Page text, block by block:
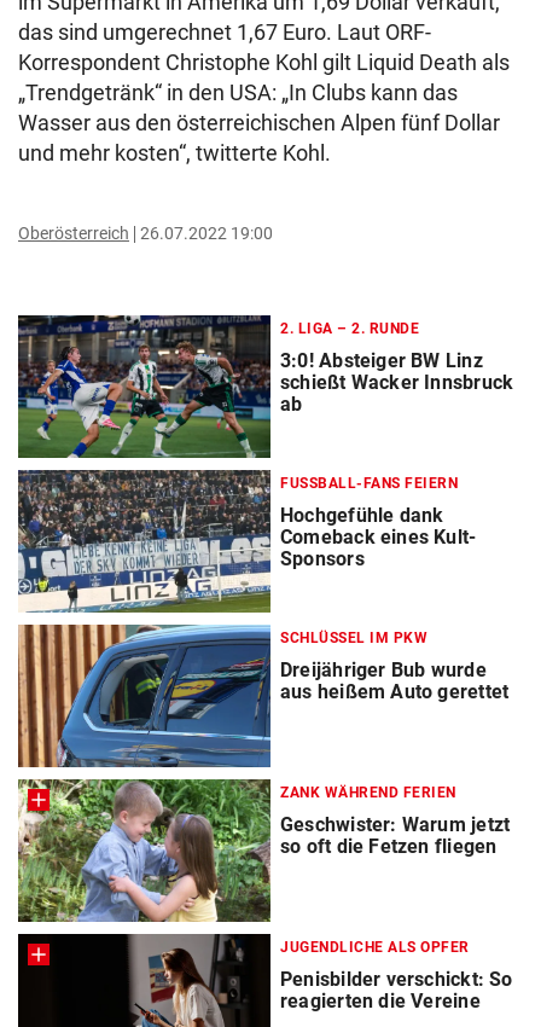
das sind umgerechnet 1,67 Euro. Laut ORF-
Korrespondent Christophe Kohl gilt Liquid Death als
„Trendgetränk“ in den USA: „In Clubs kann das
Wasser aus den österreichischen Alpen fünf Dollar
und mehr kosten“, twitterte Kohl.
Oberösterreich 26.07.2022 19:00
2. LIGA – 2. RUNDE
3:0! Absteiger BW Linz
schießt Wacker Innsbruck
ab
FUSSBALL-FANS FEIERN
Hochgefühle dank
Comeback eines Kult-
Sponsors
SCHLÜSSEL IM PKW
Dreijähriger Bub wurde
aus heißem Auto gerettet
ZANK WÄHREND FERIEN
Geschwister: Warum jetzt
so oft die Fetzen fliegen
JUGENDLICHE ALS OPFER
Penisbilder verschickt: So
reagierten die Vereine